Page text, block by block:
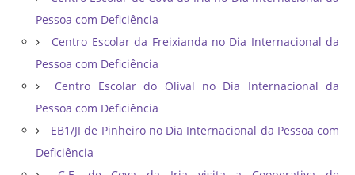
Pessoa com Deficiência
Centro Escolar da Freixianda no Dia Internacional da
Pessoa com Deficiência
Centro Escolar do Olival no Dia Internacional da
Pessoa com Deficiência
EB1/JI de Pinheiro no Dia Internacional da Pessoa com
Deficiência